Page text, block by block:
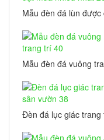
Mẫu đèn đá lùn được
Mẫu đèn đá vuông
Đèn đá lục giác trang